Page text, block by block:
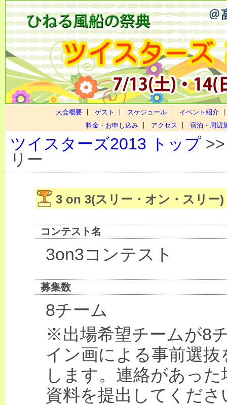
大会概要 ゲスト スケジュール
イベント紹介
料金・お申し込み
アクセス 宿泊・周辺
ツイスターズ2013 トップ
リー
3 on 3(スリー・オン・スリー)
コンテスト名
3on3コンテスト
募集数
8チーム
※出場希望チームが8
イン画による事前選
します。連絡があっ
資料を提出してくださ